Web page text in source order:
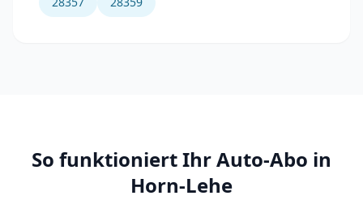
So funktioniert Ihr Auto-Abo in
Horn-Lehe